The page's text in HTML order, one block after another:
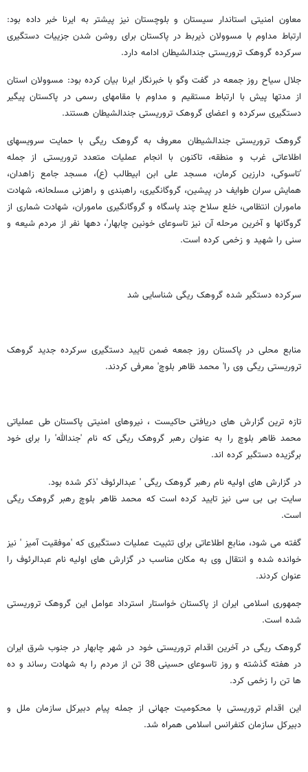
معاون امنیتی استاندار سیستان و بلوچستان نیز پیشتر به ایرنا خبر داده بود:
ارتباط مداوم با مسوولان ذیربط در پاکستان برای روشن شدن جزییات دستگیری
سرکرده گروهک تروریستی جندالشیطان ادامه دارد.
جلال سیاح روز جمعه در گفت وگو با خبرنگار ایرنا بیان کرده بود: مسوولان استان
از مدتها پیش با ارتباط مستقیم و مداوم با مقامهای رسمی در پاکستان پیگیر
دستگیری سرکرده و اعضای گروهک تروریستی جندالشیطان هستند.
گروهک تروریستی جندالشیطان معروف به گروهک ریگی با حمایت سرویسهای
اطلاعاتی غرب و منطقه، تاکنون با انجام عملیات متعدد تروریستی از جمله
'تاسوکی، دارزین کرمان، مسجد علی ابن ابیطالب (ع)، مسجد جامع زاهدان،
همایش سران طوایف در پیشین، گروگانگیری، راهبندی و راهزنی مسلحانه، شهادت
ماموران انتظامی، خلع سلاح چند پاسگاه و گروگانگیری ماموران، شهادت شماری از
گروگانها و آخرین مرحله آن نیز تاسوعای خونین چابهار'، دهها نفر از مردم شیعه و
سنی را شهید و زخمی کرده است.
سرکرده دستگیر شده گروهک ریگی شناسایی شد
منابع محلی در پاکستان روز جمعه ضمن تایید دستگیری سرکرده جدید گروهک
تروریستی ریگی وی را' محمد ظاهر بلوچ' معرفی کردند.
تازه ترین گزارش های دریافتی حاکیست ، نیروهای امنیتی پاکستان طی عملیاتی
محمد ظاهر بلوچ را به عنوان رهبر گروهک ریگی که نام 'جندالله' را برای خود
برگزیده دستگیر کرده اند.
در گزارش های اولیه نام رهبر گروهک ریگی ' عبدالرئوف 'ذکر شده بود.
سایت بی بی سی نیز تایید کرده است که محمد ظاهر بلوچ رهبر گروهک ریگی
است.
گفته می شود، منابع اطلاعاتی برای تثبیت عملیات دستگیری که 'موفقیت آمیز ' نیز
خوانده شده و انتقال وی به مکان مناسب در گزارش های اولیه نام عبدالرئوف را
عنوان کردند.
جمهوری اسلامی ایران از پاکستان خواستار استرداد عوامل این گروهک تروریستی
شده است.
گروهک ریگی در آخرین اقدام تروریستی خود در شهر چابهار در جنوب شرق ایران
در هفته گذشته و روز تاسوعای حسینی 38 تن از مردم را به شهادت رساند و ده
ها تن را زخمی کرد.
این اقدام تروریستی با محکومیت جهانی از جمله پیام دبیرکل سازمان ملل و
دبیرکل سازمان کنفرانس اسلامی همراه شد.